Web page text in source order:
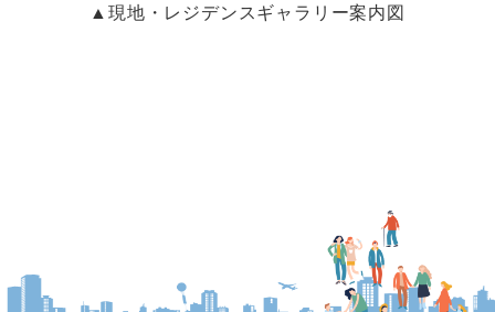
▲現地・レジデンスギャラリー案内図